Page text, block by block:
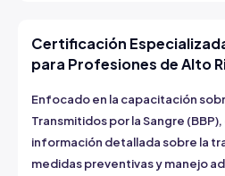
Certificación
para Profesiones de Alto
Enfocado en la capacitación
Transmitidos por la Sangre
información detallada sobre la
medidas preventivas y manejo